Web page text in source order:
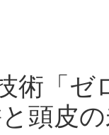
術「ゼ
頭皮